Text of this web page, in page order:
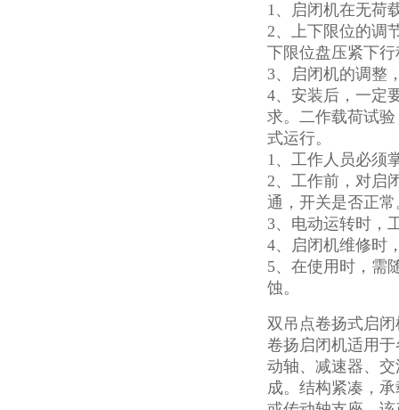
1、启闭机在无荷
2、上下限位的调
下限位盘压紧下
3、启闭机的调整
4、安装后，一定
求。二作载荷试
式运行。
1、工作人员必须
2、工作前，对启
通，开关是否正常
3、电动运转时，
4、启闭机维修时
5、在使用时，需
蚀。
双吊点卷扬式启
卷扬启闭机适用
动轴、减速器、
成。结构紧凑，